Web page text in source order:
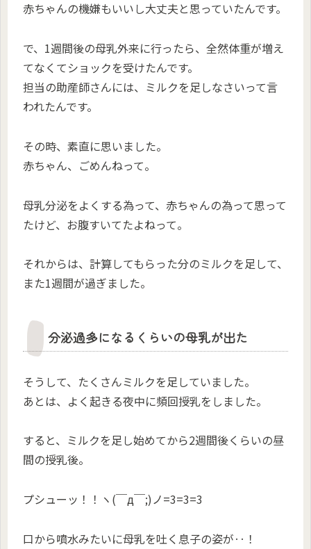
赤ちゃんの機嫌もいいし大丈夫と思っていたんです。
で、1週間後の母乳外来に行ったら、全然体重が増え
てなくてショックを受けたんです。
担当の助産師さんには、ミルクを足しなさいって言
われたんです。
その時、素直に思いました。
赤ちゃん、ごめんねって。
母乳分泌をよくする為って、赤ちゃんの為って思って
たけど、お腹すいてたよねって。
それからは、計算してもらった分のミルクを足して、
また1週間が過ぎました。
分泌過多になるくらいの母乳が出た
そうして、たくさんミルクを足していました。
あとは、よく起きる夜中に頻回授乳をしました。
すると、ミルクを足し始めてから2週間後くらいの昼
間の授乳後。
プシューッ！！ヽ(￣д￣;)ノ=3=3=3
口から噴水みたいに母乳を吐く息子の姿が‥！